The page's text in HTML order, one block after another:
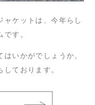
ャケットは、今年らし
す。
いかがでしょうか。
ております。